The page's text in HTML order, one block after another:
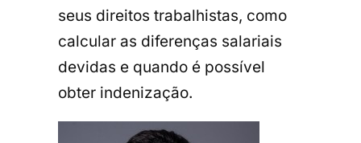
seus direitos trabalhistas, como
calcular as diferenças salariais
devidas e quando é possível
obter indenização.